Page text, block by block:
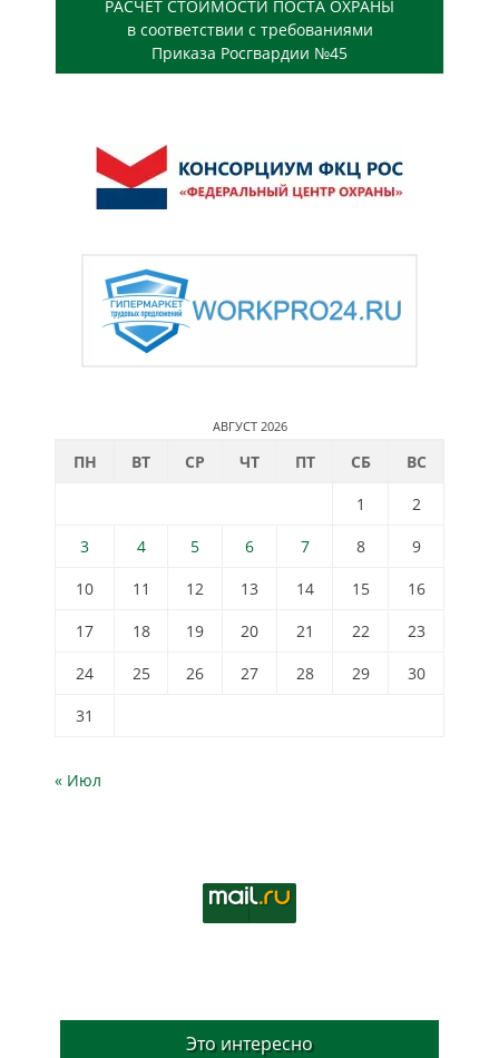
РАСЧЕТ СТОИМОСТИ ПОСТА ОХРАНЫ
в соответствии с требованиями
Приказа Росгвардии №45
АВГУСТ 2026
ПН ВТ СР ЧТ ПТ СБ
ВС
1
2
3
4 5 6 7 8
9
10
11 12 13 14 15
16
17
18 19 20 21 22
23
24
25 26 27 28 29
30
31
« Июл
Это интересно